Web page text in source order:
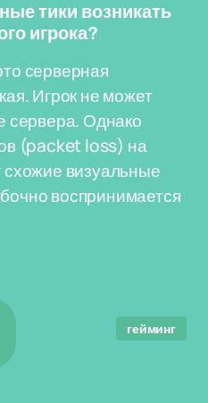
тики возникать
игрока?
серверная
Игрок не может
сервера. Однако
(packet loss) на
схожие визуальные
воспринимается
гейминг